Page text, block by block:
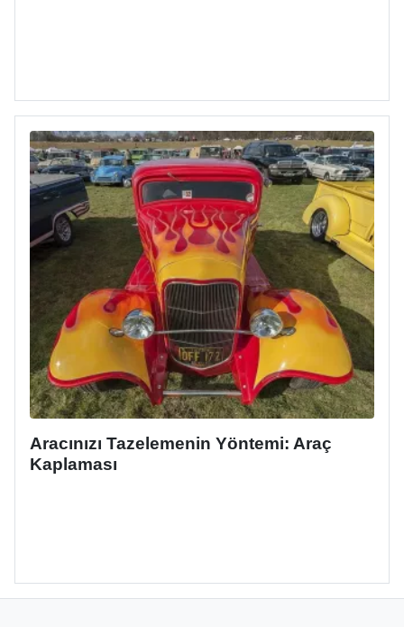
Aracınızı Tazelemenin Yöntemi: Araç
Kaplaması